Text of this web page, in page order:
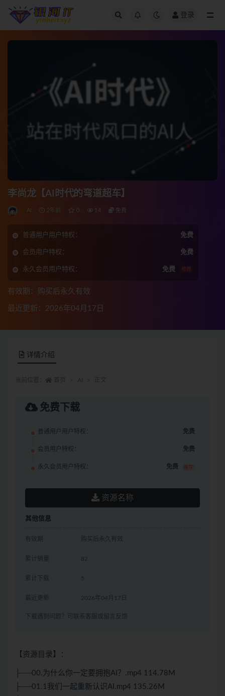
登录
李尚龙【AI时代的弯道超车】
AI 2年前 0 14 免费
普通用户用户特权： 免费
会员用户特权： 免费
永久会员用户特权： 免费 推荐
有效期：购买后永久有效
最近更新：2026年04月17日
详情介绍
免费下载
普通用户用户特权： 免费
会员用户特权： 免费
永久会员用户特权： 免费 推荐
资源名称
其他信息
有效期 购买后永久有效
累计销量 82
累计下载 5
最近更新 2026年04月17日
下载遇到问题？可联系客服或留言反馈
【资源目录】：
├──00.为什么你一定要拥抱AI？.mp4 114.78M
├──01.1我们一起重新认识AI.mp4 135.26M